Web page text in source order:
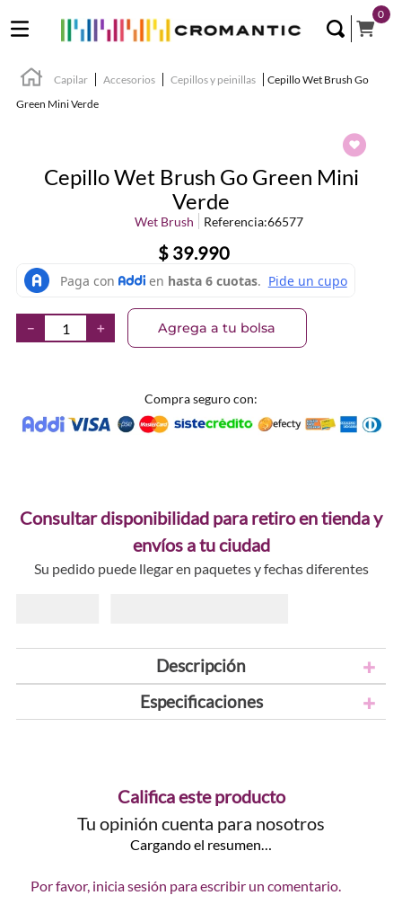
0
Capilar Accesorios Cepillos y peinillas
Cepillo Wet Brush Go
Green Mini Verde
Cepillo Wet Brush Go Green Mini
Verde
Wet Brush Referencia:66577
$ 39.990
＋
－ Agrega a tu bolsa
Compra seguro con:
Consultar disponibilidad para retiro en tienda y
envíos a tu ciudad
Su pedido puede llegar en paquetes y fechas diferentes
Descripción
Especificaciones
Califica este producto
Tu opinión cuenta para nosotros
Cargando el resumen…
Por favor, inicia sesión para escribir un comentario.